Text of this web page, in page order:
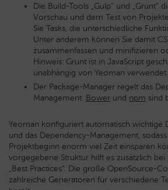
Die Build-Tools „Gulp“ und „Grunt“
Vorschau und dem Test von
Sie Tasks, die unterschiedliche
Unter anderem können Sie damit
zusammenfassen und minifizieren
Hinweis: Grunt ist in JavaScript
unabhängig von Yeoman
Der Package-Manager regelt das
Management. Bower und npm sind
Yeoman konfiguriert automatisch wichtige
und das Dependency-Management,
Projektbeginn enorm viel Zeit einsparen
vorgegebene Struktur hilft es zusätzlich
„Best Practices“. Die große OpenSource-
zahlreiche Generatoren für verschiedene